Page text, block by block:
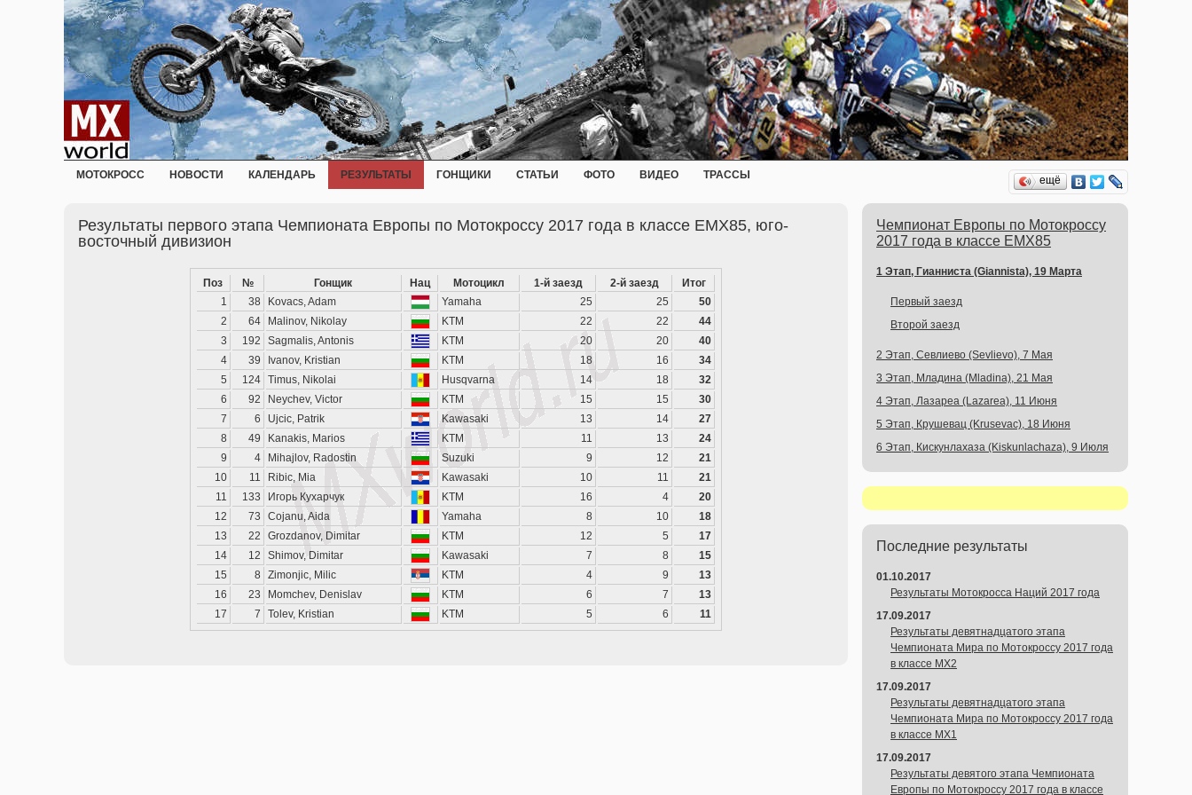
МОТОКРОСС НОВОСТИ КАЛЕНДАРЬ РЕЗУЛЬТАТЫ ГОНЩИКИ СТАТЬИ ФОТО ВИДЕО ТРАССЫ ещё
Результаты первого этапа Чемпионата Европы по Мотокроссу 2017 года в классе EMX85, юго-
восточный дивизион
Поз № Гонщик Нац Мотоцикл 1-й заезд 2-й заезд
Итог
1
38 Kovacs, Adam Yamaha 25 25
50
2
64 Malinov, Nikolay KTM 22 22
44
3
192 Sagmalis, Antonis KTM 20 20
40
4
39 Ivanov, Kristian KTM 18 16
34
5
124 Timus, Nikolai Husqvarna 14 18
32
6
92 Neychev, Victor KTM 15 15
30
7
6 Ujcic, Patrik Kawasaki 13 14
27
8
49 Kanakis, Marios KTM 11 13
24
9
4 Mihajlov, Radostin Suzuki 9 12
21
10
11 Ribic, Mia Kawasaki 10 11
21
11
133 Игорь Кухарчук KTM 16 4
20
12
73 Cojanu, Aida Yamaha 8 10
18
13
22 Grozdanov, Dimitar KTM 12 5
17
14
12 Shimov, Dimitar Kawasaki 7 8
15
15
8 Zimonjic, Milic KTM 4 9
13
16
23 Momchev, Denislav KTM 6 7
13
17
7 Tolev, Kristian KTM 5 6 11
Чемпионат Европы по Мотокроссу
2017 года в классе EMX85
1 Этап, Гианниста (Giannista), 19 Марта
Первый заезд
Второй заезд
2 Этап, Севлиево (Sevlievo), 7 Мая
3 Этап, Младина (Mladina), 21 Мая
4 Этап, Лазареа (Lazarea), 11 Июня
5 Этап, Крушевац (Krusevac), 18 Июня
6 Этап, Кискунлахаза (Kiskunlachaza), 9 Июля
Последние результаты
01.10.2017
Результаты Мотокросса Наций 2017 года
17.09.2017
Результаты девятнадцатого этапа
Чемпионата Мира по Мотокроссу 2017 года
в классе MX2
17.09.2017
Результаты девятнадцатого этапа
Чемпионата Мира по Мотокроссу 2017 года
в классе MX1
17.09.2017
Результаты девятого этапа Чемпионата
Европы по Мотокроссу 2017 года в классе